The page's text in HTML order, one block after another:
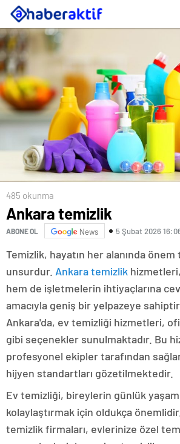
485 okunma
Ankara temizlik
ABONE OL News 5 Şubat 2026
Temizlik, hayatın her alanında önem
unsurdur. Ankara temizlik
hem de işletmelerin ihtiyaçlarına
amacıyla geniş bir yelpazeye
Ankara'da, ev temizliği hizmetleri,
gibi seçenekler sunulmaktadır. Bu
profesyonel ekipler tarafından
hijyen standartları gözetilmektedir.
Ev temizliği, bireylerin günlük
kolaylaştırmak için oldukça
temizlik firmaları, evlerinize özel